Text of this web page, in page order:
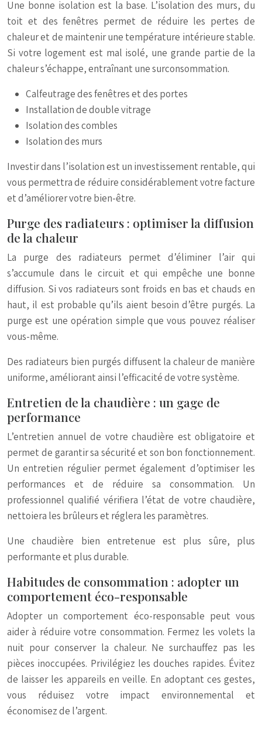
Une bonne isolation est la base. L’isolation des murs, du
toit et des fenêtres permet de réduire les pertes de
chaleur et de maintenir une température intérieure stable.
Si votre logement est mal isolé, une grande partie de la
chaleur s’échappe, entraînant une surconsommation.
Calfeutrage des fenêtres et des portes
Installation de double vitrage
Isolation des combles
Isolation des murs
Investir dans l’isolation est un investissement rentable, qui
vous permettra de réduire considérablement votre facture
et d’améliorer votre bien-être.
Purge des radiateurs : optimiser la diffusion
de la chaleur
La purge des radiateurs permet d’éliminer l’air qui
s’accumule dans le circuit et qui empêche une bonne
diffusion. Si vos radiateurs sont froids en bas et chauds en
haut, il est probable qu’ils aient besoin d’être purgés. La
purge est une opération simple que vous pouvez réaliser
vous-même.
Des radiateurs bien purgés diffusent la chaleur de manière
uniforme, améliorant ainsi l’efficacité de votre système.
Entretien de la chaudière : un gage de
performance
L’entretien annuel de votre chaudière est obligatoire et
permet de garantir sa sécurité et son bon fonctionnement.
Un entretien régulier permet également d’optimiser les
performances et de réduire sa consommation. Un
professionnel qualifié vérifiera l’état de votre chaudière,
nettoiera les brûleurs et réglera les paramètres.
Une chaudière bien entretenue est plus sûre, plus
performante et plus durable.
Habitudes de consommation : adopter un
comportement éco-responsable
Adopter un comportement éco-responsable peut vous
aider à réduire votre consommation. Fermez les volets la
nuit pour conserver la chaleur. Ne surchauffez pas les
pièces inoccupées. Privilégiez les douches rapides. Évitez
de laisser les appareils en veille. En adoptant ces gestes,
vous réduisez votre impact environnemental et
économisez de l’argent.